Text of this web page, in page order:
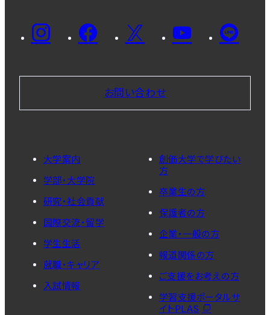
お問い合わせ
大学案内
学部・大学院
研究・社会貢献
国際交流・留学
学生生活
就職・キャリア
入試情報
創価大学で学びたい
方
卒業生の方
保護者の方
企業・一般の方
報道関係の方
ご支援をお考えの方
学習支援ポータルサ
イトPLAS